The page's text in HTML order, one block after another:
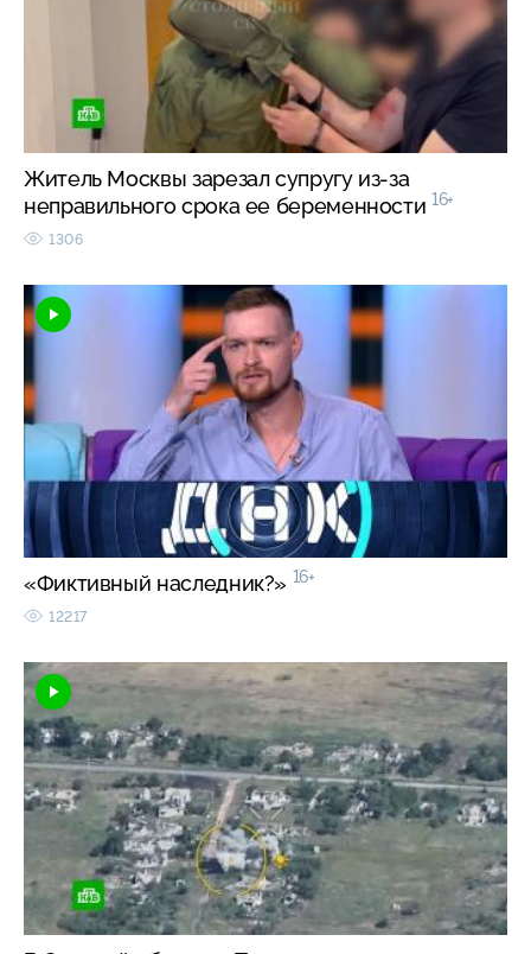
Житель Москвы зарезал супругу из-за
неправильного срока ее беременности 16+
1306
«Фиктивный наследник?» 16+
12217